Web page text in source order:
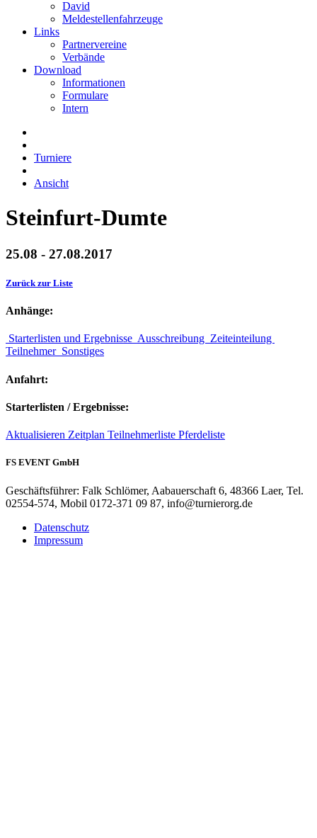
David
Meldestellenfahrzeuge
Links
Partnervereine
Verbände
Download
Informationen
Formulare
Intern
Turniere
Ansicht
Steinfurt-Dumte
25.08 - 27.08.2017
Zurück zur Liste
Anhänge:
Starterlisten und Ergebnisse Ausschreibung Zeiteinteilung
Teilnehmer Sonstiges
Anfahrt:
Starterlisten / Ergebnisse:
Aktualisieren Zeitplan Teilnehmerliste Pferdeliste
FS EVENT GmbH
Geschäftsführer: Falk Schlömer, Aabauerschaft 6, 48366 Laer, Tel.
02554-574, Mobil 0172-371 09 87, info@turnierorg.de
Datenschutz
Impressum